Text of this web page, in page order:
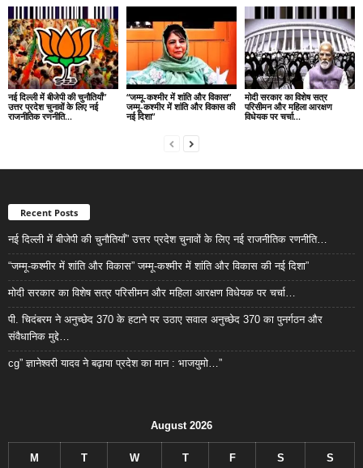
नई दिल्ली में बीजेपी की चुनौतियाँ”
उत्तर प्रदेश चुनावों के लिए नई
राजनीतिक रणनीति…
“जम्मू-कश्मीर में शांति और विकास”
जम्मू-कश्मीर में शांति और विकास की
नई दिशा”
मोदी सरकार का विशेष सत्र
परिसीमन और महिला आरक्षण
विधेयक पर चर्चा…
Recent Posts
नई दिल्ली में बीजेपी की चुनौतियाँ” उत्तर प्रदेश चुनावों के लिए नई राजनीतिक रणनीति…
“जम्मू-कश्मीर में शांति और विकास” जम्मू-कश्मीर में शांति और विकास की नई दिशा”
मोदी सरकार का विशेष सत्र परिसीमन और महिला आरक्षण विधेयक पर चर्चा…
पी. चिदंबरम ने अनुच्छेद 370 के हटाने पर उठाए सवाल अनुच्छेद 370 का पुनर्गठन और
संवैधानिक मुद्दे…
cg” ज्ञानेश्वरी यादव ने बढ़ाया प्रदेश का मान : भाजयुमो…”
August 2026
M T W T F S S